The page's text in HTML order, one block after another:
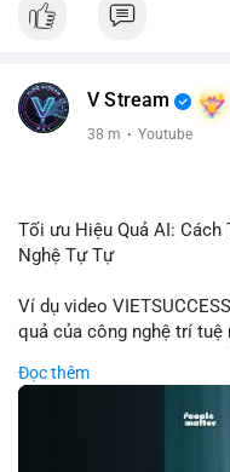
V Stream
38 m · Youtube
Tối ưu Hiệu Quả AI: Cách
Nghệ Tự Tự
Ví dụ video
quả của công nghệ trí
đoán xu hướng thị
vực tài chính và crypto.
trong việc giảm thiểu sai
định dựa trên dữ liệu.
Đọc thêm